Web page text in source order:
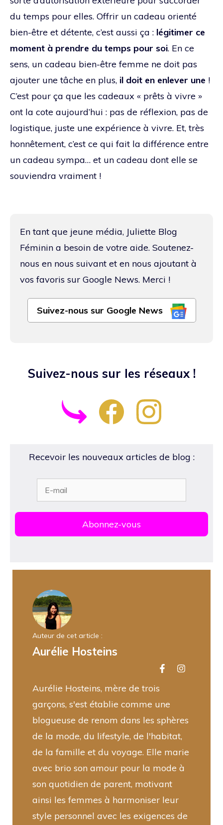
du temps pour elles. Offrir un cadeau orienté
bien-être et détente, c’est aussi ça : légitimer ce
moment à prendre du temps pour soi. En ce
sens, un cadeau bien-être femme ne doit pas
ajouter une tâche en plus, il doit en enlever une !
C’est pour ça que les cadeaux « prêts à vivre »
ont la cote aujourd’hui : pas de réflexion, pas de
logistique, juste une expérience à vivre. Et, très
honnêtement, c’est ce qui fait la différence entre
un cadeau sympa… et un cadeau dont elle se
souviendra vraiment !
En tant que jeune média, Juliette Blog
Féminin a besoin de votre aide. Soutenez-
nous en nous suivant et en nous ajoutant à
vos favoris sur Google News. Merci !
Suivez-nous sur Google News
Suivez-nous sur les réseaux !
Recevoir les nouveaux articles de blog :
Auteur de cet article :
Aurélie Hosteins
Aurélie Hosteins, mère de trois
garçons, s'est établie comme une
blogueuse de renom dans les sphères
de la mode, du lifestyle, de l'habitat,
de la famille et du voyage. Elle marie
avec brio son amour pour la mode à
son quotidien de parent, motivant
ainsi les femmes à harmoniser leur
style personnel avec les exigences de